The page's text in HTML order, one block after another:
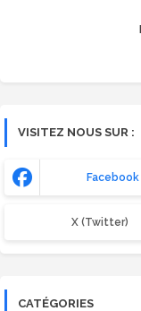
VISITEZ NOUS SUR :
Facebook
X (Twitter)
CATÉGORIES